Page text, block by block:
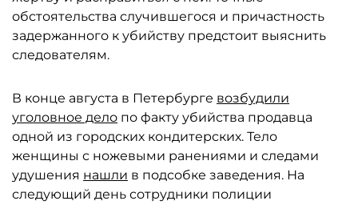
обстоятельства случившегося и причастность
задержанного к убийству предстоит выяснить
следователям.
В конце августа в Петербурге возбудили
уголовное дело по факту убийства продавца
одной из городских кондитерских. Тело
женщины с ножевыми ранениями и следами
удушения нашли в подсобке заведения. На
следующий день сотрудники полиции